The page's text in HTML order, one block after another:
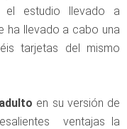
el estudio llevado a
ha llevado a cabo una
tarjetas del mismo
en su versión de
ventajas la